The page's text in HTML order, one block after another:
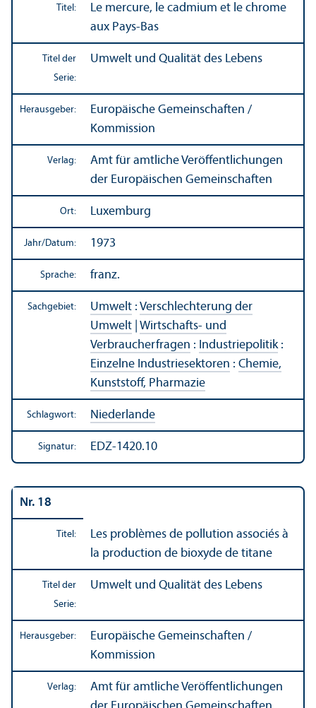
Titel:
Le mercure, le cadmium et le chrome
aux Pays-Bas
Titel der
Serie:
Umwelt und Qualität des Lebens
Herausgeber:
Europäische Gemeinschaften /
Kommission
Verlag:
Amt für amtliche Veröffentlichungen
der Europäischen Gemeinschaften
Ort: Luxemburg
Jahr/Datum: 1973
Sprache: franz.
Sachgebiet: Umwelt : Verschlechterung der
Umwelt Wirtschafts- und
Verbraucherfragen : Industriepolitik:
Einzelne Industriesektoren : Chemie,
Kunststoff, Pharmazie
Schlagwort: Niederlande
Signatur: EDZ-1420.10
Nr. 18
Titel:
Les problèmes de pollution associés à
la production de bioxyde de titane
Titel der
Serie:
Umwelt und Qualität des Lebens
Herausgeber:
Europäische Gemeinschaften /
Kommission
Verlag:
Amt für amtliche Veröffentlichungen